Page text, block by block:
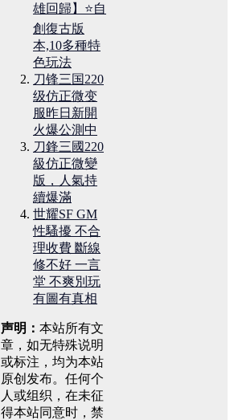
雄回歸】⭐自
創復古版
本,10多種特
色玩法
刀锋三国220
级仿正微变
服昨日新開
火爆公測中
刀鋒三國220
級仿正微變
版，人氣持
續爆滿
世耀SF GM
性騷擾 不合
理收費 斷線
修不好 一言
堂 不爽別玩
有圖有真相
声明： 本站所有文
章，如无特殊说明
或标注，均为本站
原创发布。任何个
人或组织，在未征
得本站同意时，禁